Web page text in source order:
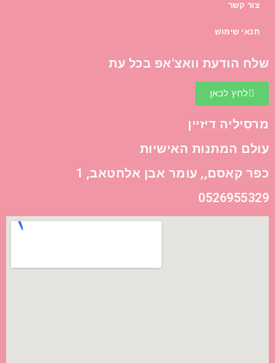
צור קשר
תנאי שימוש
שלח הודעת וואצ'אפ בכל עת
לחץ לכאן
מרסיליה דיזיין
עולם המתנות האישיות
כפר קאסם,, עומר אבן אלחטאב, 1
0526955329